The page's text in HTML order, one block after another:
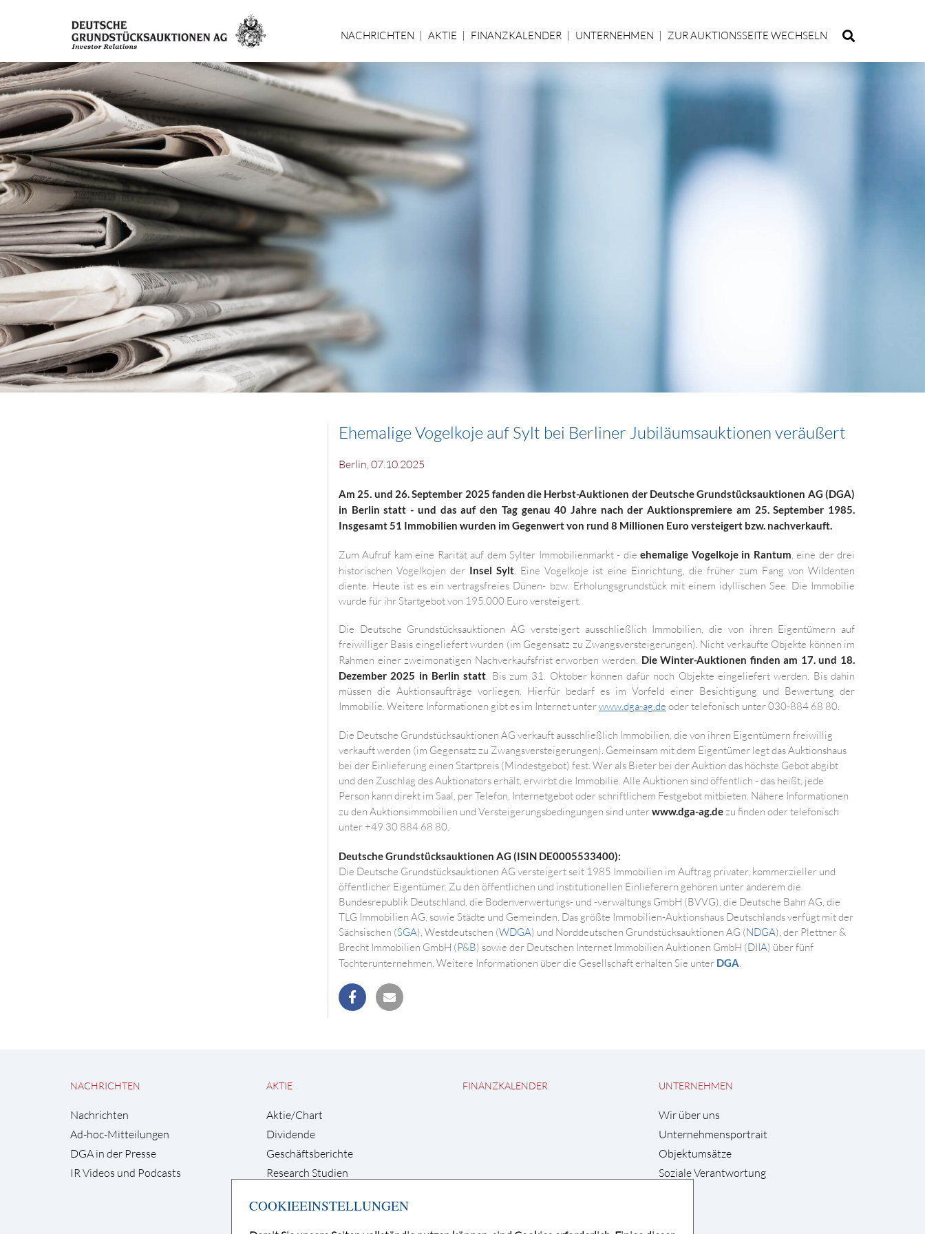
NACHRICHTEN AKTIE FINANZKALENDER UNTERNEHMEN ZUR AUKTIONSSEITE WECHSELN
Ehemalige Vogelkoje auf Sylt bei Berliner Jubiläumsauktionen veräußert
Berlin, 07.10.2025
Am 25. und 26. September 2025 fanden die Herbst-Auktionen der Deutsche Grundstücksauktionen AG (DGA)
in Berlin statt - und das auf den Tag genau 40 Jahre nach der Auktionspremiere am 25. September 1985.
Insgesamt 51 Immobilien wurden im Gegenwert von rund 8 Millionen Euro versteigert bzw. nachverkauft.
Zum Aufruf kam eine Rarität auf dem Sylter Immobilienmarkt - dieehemalige Vogelkoje in Rantum , eine der drei
historischen Vogelkojen der Insel Sylt . Eine Vogelkoje ist eine Einrichtung, die früher zum Fang von Wildenten
diente. Heute ist es ein vertragsfreies Dünen- bzw. Erholungsgrundstück mit einem idyllischen See. Die Immobilie
wurde für ihr Startgebot von 195.000 Euro versteigert.
Die Deutsche Grundstücksauktionen AG versteigert ausschließlich Immobilien, die von ihren Eigentümern auf
freiwilliger Basis eingeliefert wurden (im Gegensatz zu Zwangsversteigerungen). Nicht verkaufte Objekte können im
Rahmen einer zweimonatigen Nachverkaufsfrist erworben werden. DieWinter-Auktionen finden am 17. und 18.
Dezember 2025 in Berlin statt . Bis zum 31. Oktober können dafür noch Objekte eingeliefert werden. Bis dahin
müssen die Auktionsaufträge vorliegen. Hierfür bedarf es im Vorfeld einer Besichtigung und Bewertung der
Immobilie. Weitere Informationen gibt es im Internet unterwww.dga-ag.de oder telefonisch unter 030-884 68 80.
Die Deutsche Grundstücksauktionen AG verkauft ausschließlich Immobilien, die von ihren Eigentümern freiwillig
verkauft werden (im Gegensatz zu Zwangsversteigerungen). Gemeinsam mit dem Eigentümer legt das Auktionshaus
bei der Einlieferung einen Startpreis (Mindestgebot) fest. Wer als Bieter bei der Auktion das höchste Gebot abgibt
und den Zuschlag des Auktionators erhält, erwirbt die Immobilie. Alle Auktionen sind öffentlich - das heißt, jede
Person kann direkt im Saal, per Telefon, Internetgebot oder schriftlichem Festgebot mitbieten. Nähere Informationen
zu den Auktionsimmobilien und Versteigerungsbedingungen sind unterwww.dga-ag.dezu finden oder telefonisch
unter +49 30 884 68 80.
Deutsche Grundstücksauktionen AG (ISIN DE0005533400):
Die Deutsche Grundstücksauktionen AG versteigert seit 1985 Immobilien im Auftrag privater, kommerzieller und
öffentlicher Eigentümer. Zu den öffentlichen und institutionellen Einlieferern gehören unter anderem die
Bundesrepublik Deutschland, die Bodenverwertungs- und -verwaltungs GmbH (BVVG), die Deutsche Bahn AG, die
TLG Immobilien AG, sowie Städte und Gemeinden. Das größte Immobilien-Auktionshaus Deutschlands verfügt mit der
Sächsischen (SGA), Westdeutschen (WDGA) und Norddeutschen Grundstücksauktionen AG (NDGA), der Plettner &
Brecht Immobilien GmbH (P&B) sowie der Deutschen Internet Immobilien Auktionen GmbH (DIIA) über fünf
Tochterunternehmen. Weitere Informationen über die Gesellschaft erhalten Sie unter DGA
NACHRICHTEN
Nachrichten
Ad-hoc-Mitteilungen
DGA in der Presse
IR Videos und Podcasts
AKTIE
Aktie/Chart
Dividende
Geschäftsberichte
Research Studien
FINANZKALENDER UNTERNEHMEN
Wir über uns
Unternehmensportrait
Objektumsätze
Soziale Verantwortung
COOKIEEINSTELLUNGEN